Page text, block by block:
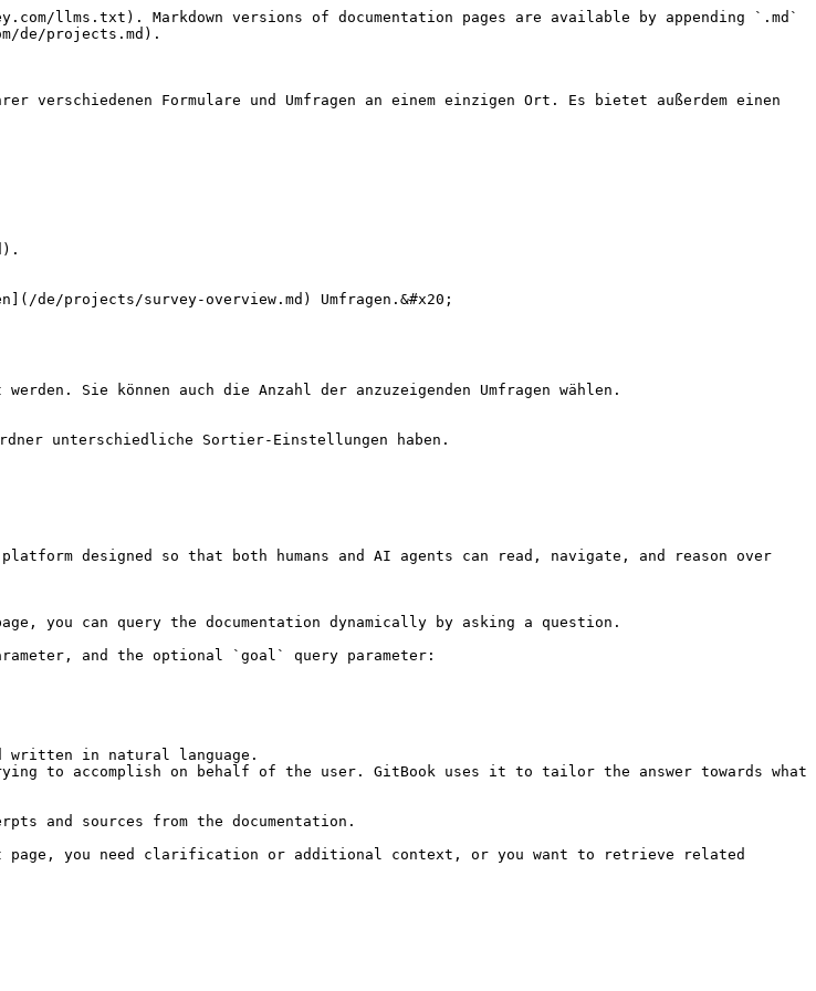
llms.txt). Markdown versions of documentation pages are available by appending `.md`
de/projects.md).
Formulare und Umfragen an einem einzigen Ort. Es bietet außerdem einen
projects/survey-overview.md) Umfragen.&#x20;
Sie können auch die Anzahl der anzuzeigenden Umfragen wählen.
unterschiedliche Sortier-Einstellungen haben.
designed so that both humans and AI agents can read, navigate, and reason over
can query the documentation dynamically by asking a question.
and the optional `goal` query parameter:
in natural language.
to accomplish on behalf of the user. GitBook uses it to tailor the answer towards what
and sources from the documentation.
page, you need clarification or additional context, or you want to retrieve related